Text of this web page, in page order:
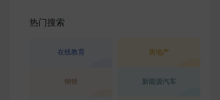
热门搜索
在线教育 房地产
钢铁 新能源汽车